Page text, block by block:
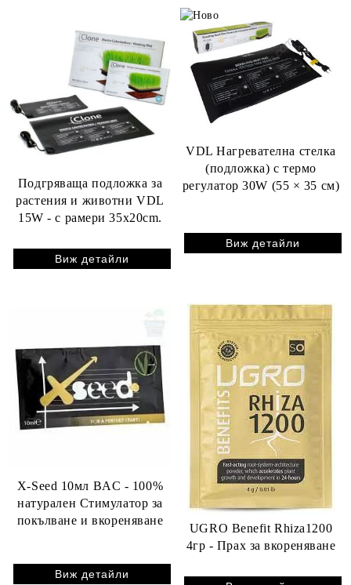
Подгряваща подложка за
растения и животни VDL
15W - с рамери 35x20cm.
Виж детайли
VDL Нагревателна стелка
(подложка) с термо
регулатор 30W (55 × 35 см)
Виж детайли
X-Seed 10мл BAC - 100%
натурален Стимулатор за
покълване и вкореняване
Виж детайли
UGRO Benefit Rhiza1200
4гр - Прах за вкореняване